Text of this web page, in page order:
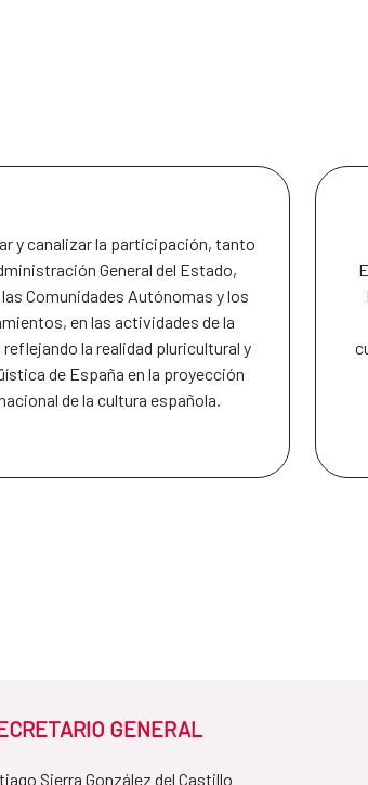
y canalizar la participación, tanto
General del Estado,
Comunidades Autónomas y los
en las actividades de la
reflejando la realidad pluricultural y
de España en la proyección
de la cultura española.
GENERAL
Sierra González del Castillo